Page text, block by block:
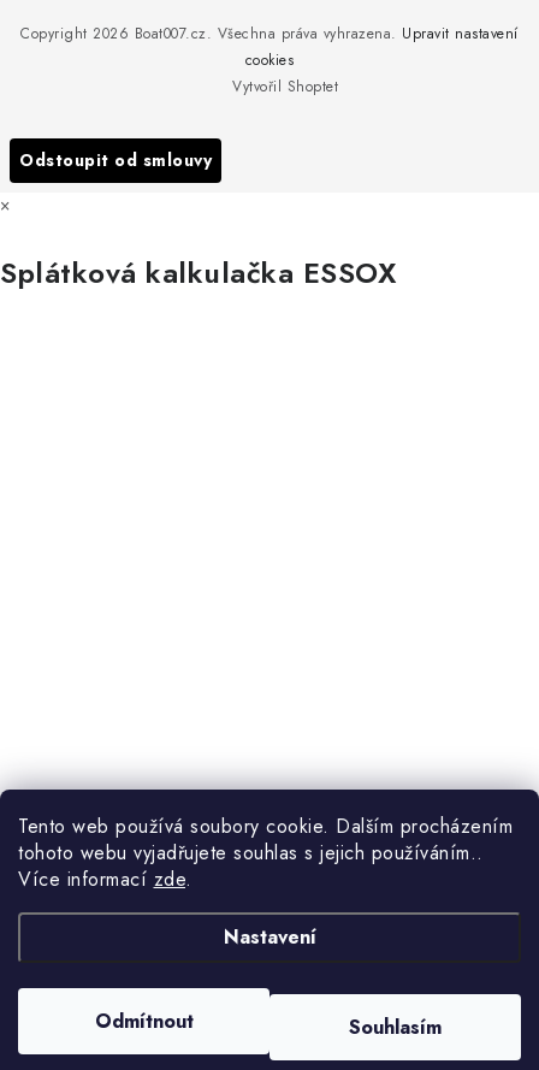
Tento web používá soubory cookie. Dalším procházením
tohoto webu vyjadřujete souhlas s jejich používáním..
Více informací zde.
Nastavení
Odmítnout Souhlasím
Obchodní podmínky
Podmínky ochrany osobních údajů
Všechny značky
Vytvořil Shoptet
Copyright 2026 Boat007.cz. Všechna práva vyhrazena. Upravit nastavení
cookies
Odstoupit od smlouvy
×
Splátková kalkulačka ESSOX